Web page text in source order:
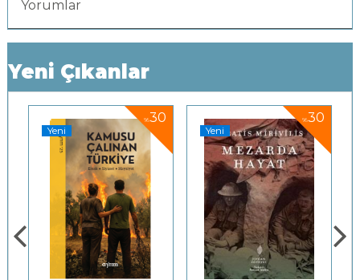
Yorumlar
Yeni Çıkanlar
%30
Yeni
%30
Yeni